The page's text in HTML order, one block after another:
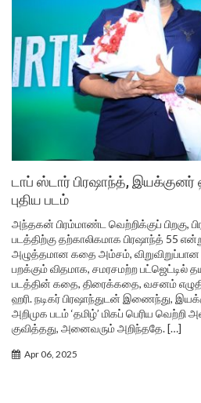
டாப் ஸ்டார் பிரஷாந்த்,
புதிய படம்
அந்தகன் பிரம்மாண்ட வெற்றிக்குப் பிறகு,
படத்திற்கு தற்காலிகமாக பிரஷாந்த் 55
அழுத்தமான கதை அம்சம்,
பறக்கும் விதமாக, சமரசமற்ற பட்ஜெட்டில்
படத்தின் கதை, திரைக்கதை, வசனம்
ஹரி. நடிகர் பிரஷாந்துடன் இணைந்து,
அறிமுக படம் ‘தமிழ்’ மிகப் பெரிய வெற்றி
குவித்தது, அனைவரும் அறிந்ததே. […]
Apr 06, 2025